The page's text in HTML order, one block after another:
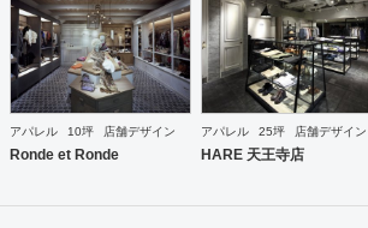
プできる体制も整えてきました。そのブ
何を優先すべきか、何が本当に必要なの
アドバイスできる会社でありたいと思っ
・店舗設計（物販店／飲食店／美容室な
グ及びディレクション業務 ・出店にお
・住宅リノベーション ・家具及び什器デ
アパレル 10坪 店舗デザイン
Ronde et Ronde
アパレル 25坪 店舗デザイン
HARE 天王寺店